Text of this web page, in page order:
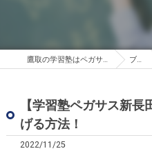
鷹取の学習塾はペガサス新長田教室 ブログ
【学習塾ペガサス新
げる方法！
2022/11/25